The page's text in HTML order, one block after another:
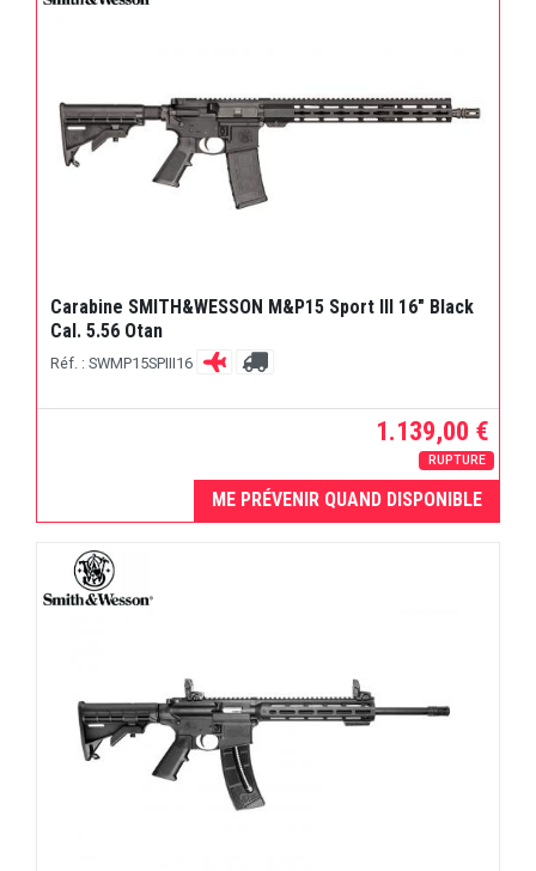
Carabine SMITH&WESSON M&P15 Sport III 16" Black
Cal. 5.56 Otan
Réf. : SWMP15SPIII16
1.139,00 €
RUPTURE
ME PRÉVENIR QUAND DISPONIBLE